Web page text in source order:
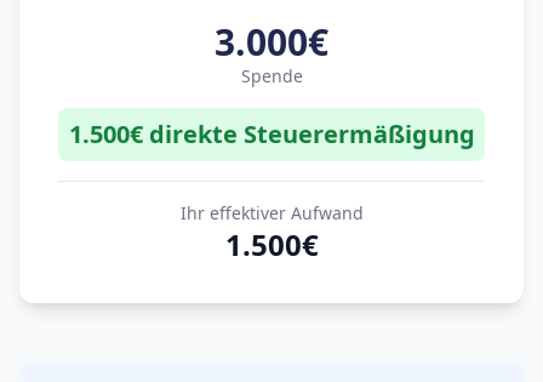
3.000€
Spende
1.500€ direkte Steuerermäßigung
Ihr effektiver Aufwand
1.500€